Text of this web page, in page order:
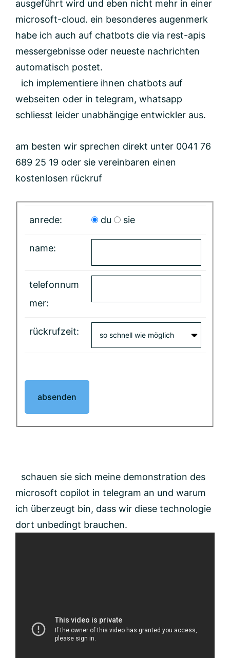
ausgeführt wird und eben nicht mehr in einer
microsoft-cloud. ein besonderes augenmerk
habe ich auch auf chatbots die via rest-apis
messergebnisse oder neueste nachrichten
automatisch postet.
ich implementiere ihnen chatbots auf
webseiten oder in telegram, whatsapp
schliesst leider unabhängige entwickler aus.
am besten wir sprechen direkt unter 0041 76
689 25 19 oder sie vereinbaren einen
kostenlosen rückruf
anrede: du sie
name:
telefonnum
mer:
rückrufzeit:
schauen sie sich meine demonstration des
microsoft copilot in telegram an und warum
ich überzeugt bin, dass wir diese technologie
dort unbedingt brauchen.